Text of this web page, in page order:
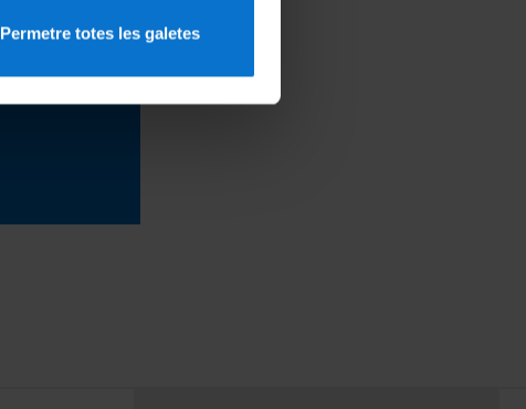
Permetre totes les galetes